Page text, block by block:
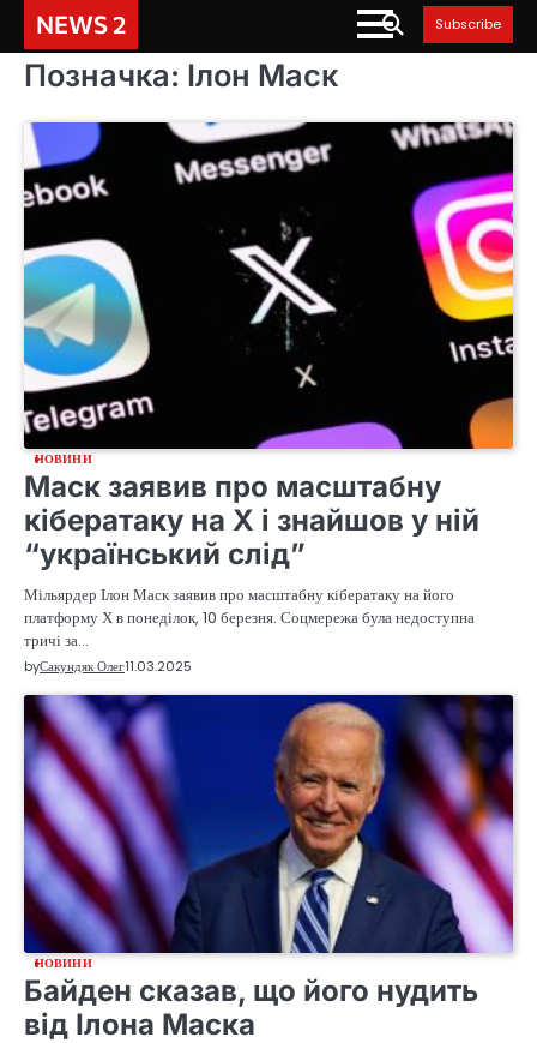
content
NEWS 2 Subscribe
Позначка: Ілон Маск
НОВИНИ
Маск заявив про масштабну
кібератаку на Х і знайшов у ній
“український слід”
Мільярдер Ілон Маск заявив про масштабну кібератаку на його
платформу Х в понеділок, 10 березня. Соцмережа була недоступна
тричі за…
byСакундяк Олег11.03.2025
НОВИНИ
Байден сказав, що його нудить
від Ілона Маска